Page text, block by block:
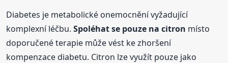
Diabetes je metabolické onemocnění vyžadující
komplexní léčbu.Spoléhat se pouze na citron místo
doporučené terapie může vést ke zhoršení
kompenzace diabetu. Citron lze využít pouze jako